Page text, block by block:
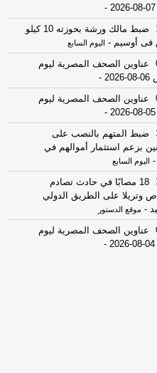
-
ضبط مالك ورشة بحوزته 10 كيلو
أوسيم - اليوم السابع
عناوين الصحف المصرية ليوم
-
عناوين الصحف المصرية ليوم
-
ضبط المتهم بالنصب على
بزعم استثمار أموالهم في
- اليوم السابع
18 مصابًا في حادث تصادم
وتريلا على الطريق الدولي
- موقع الدستور
عناوين الصحف المصرية ليوم
-